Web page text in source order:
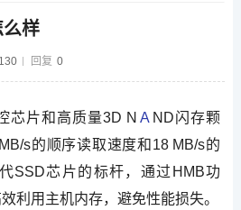
样
130 回复 0
芯片和高质量3D N A ND闪存颗
s的顺序读取速度和18 MB/s的
SSD芯片的标杆，通过HMB功
利用主机内存，避免性能损失。